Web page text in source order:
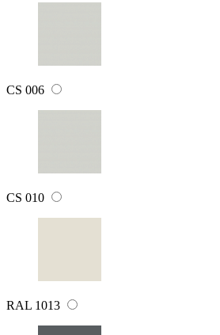
CS 006
CS 010
RAL 1013